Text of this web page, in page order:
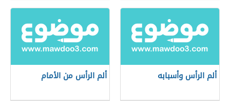
ألم الرأس وأسبابه ألم الرأس من الأمام